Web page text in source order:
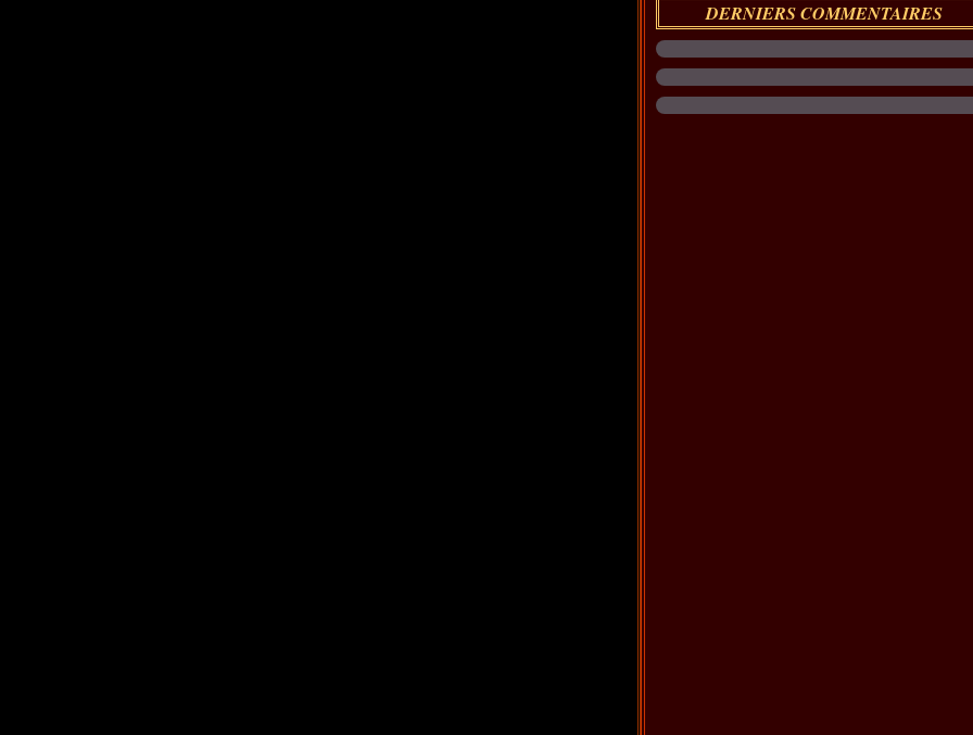
DERNIERS COMMENTAIRES